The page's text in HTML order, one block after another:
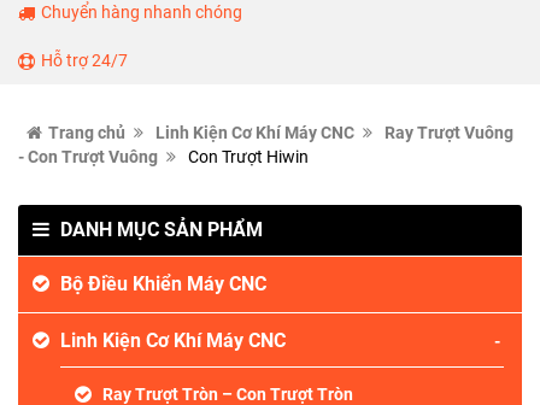
Chuyển hàng nhanh chóng
Hỗ trợ 24/7
Trang chủ Linh Kiện Cơ Khí Máy CNC
Ray Trượt Vuông
- Con Trượt Vuông
Con Trượt Hiwin
DANH MỤC SẢN PHẨM
Bộ Điều Khiển Máy CNC
Linh Kiện Cơ Khí Máy CNC
Ray Trượt Tròn – Con Trượt Tròn